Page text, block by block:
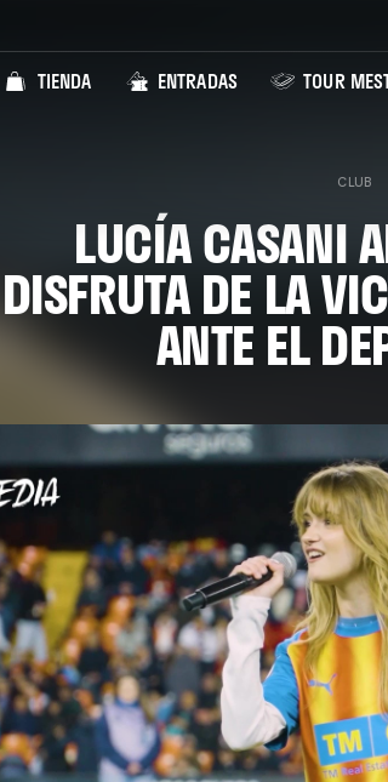
TIENDA ENTRADAS TOUR
CLUB
LUCÍA CASANI
DISFRUTA DE LA
ANTE EL